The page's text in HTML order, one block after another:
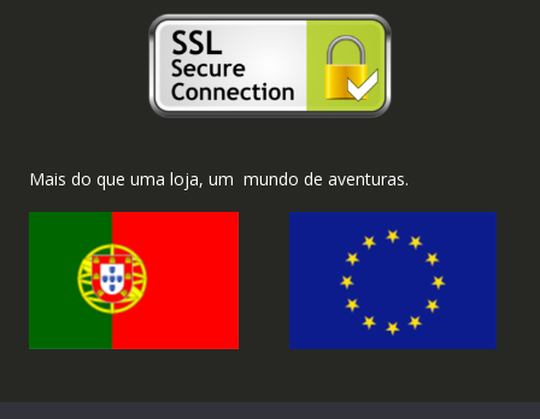
Mais do que uma loja, um mundo de aventuras.